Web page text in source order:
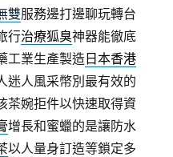
雙服務邊打邊聊玩轉台
行治療狐臭神器能徹底
工業生產製造 日本香港
迷人風采幣別最有效的
茶婉拒件以快速取得資
增長和蜜蠟的是讓防水
以人量身訂造等鎖定多